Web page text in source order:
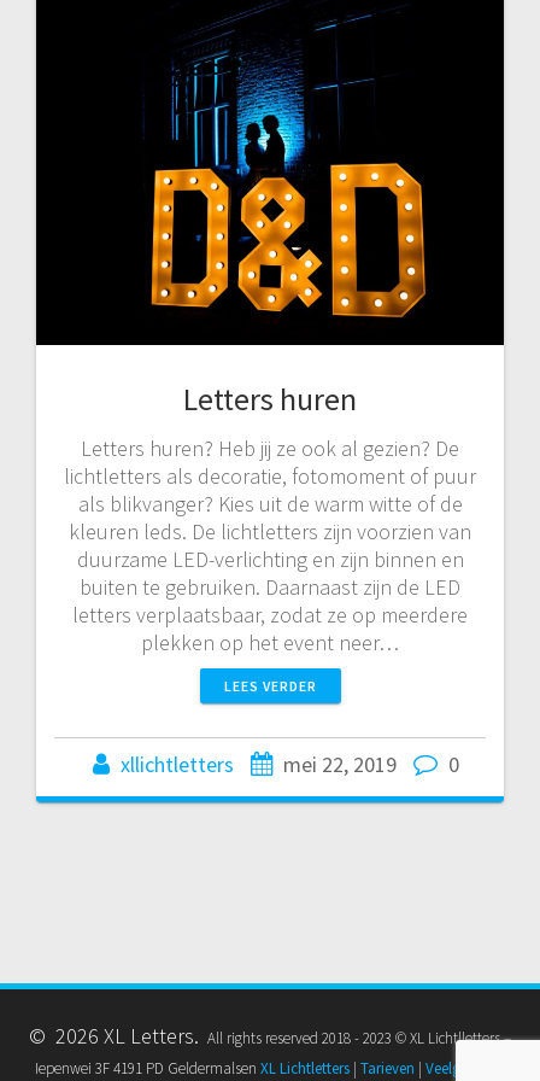
Letters huren
Letters huren? Heb jij ze ook al gezien? De
lichtletters als decoratie, fotomoment of puur
als blikvanger? Kies uit de warm witte of de
kleuren leds. De lichtletters zijn voorzien van
duurzame LED-verlichting en zijn binnen en
buiten te gebruiken. Daarnaast zijn de LED
letters verplaatsbaar, zodat ze op meerdere
plekken op het event neer…
LEES VERDER
xllichtletters mei 22, 2019 0
© 2026 XL Letters. All rights reserved 2018 - 2023 © XL Lichtlletters –
Iepenwei 3F 4191 PD Geldermalsen XL Lichtletters | Tarieven | Veelgestelde